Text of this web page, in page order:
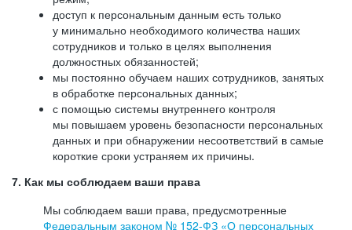
доступ к персональным данным есть только
у минимально необходимого количества наших
сотрудников и только в целях выполнения
должностных обязанностей;
мы постоянно обучаем наших сотрудников, занятых
в обработке персональных данных;
с помощью системы внутреннего контроля
мы повышаем уровень безопасности персональных
данных и при обнаружении несоответствий в самые
короткие сроки устраняем их причины.
7. Как мы соблюдаем ваши права
Мы соблюдаем ваши права, предусмотренные
Федеральным законом № 152-ФЗ «О персональных